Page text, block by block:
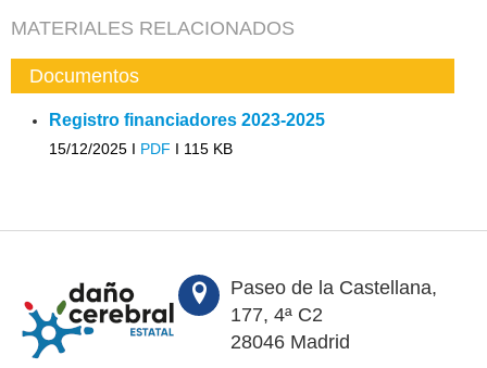
MATERIALES RELACIONADOS
Documentos
Registro financiadores 2023-2025
15/12/2025 I PDF I 115 KB
Paseo de la Castellana,
177, 4ª C2
28046 Madrid